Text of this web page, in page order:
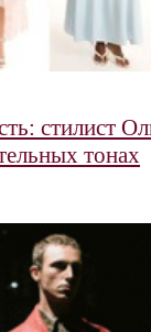
стилист
тонах